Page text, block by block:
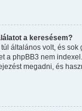
a keresésem?
általános volt, és sok
a phpBB3 nem
megadni, és